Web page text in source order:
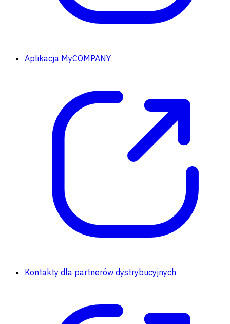
Aplikacja MyCOMPANY
Kontakty dla partnerów dystrybucyjnych